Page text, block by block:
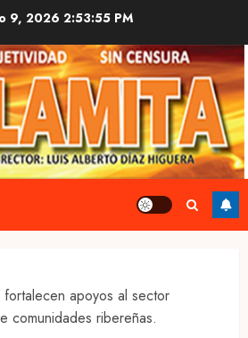
9, 2026 2:53:56 PM
fortalecen apoyos al sector
comunidades ribereñas.